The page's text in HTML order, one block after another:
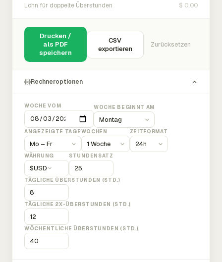
Lohn für doppelte Überstunden $ 0.00
Drucken /
als PDF
speichern
CSV
exportieren
Zurücksetzen
Rechneroptionen
WOCHE VOM WOCHE BEGINNT AM
ANGEZEIGTE TAGEWOCHEN ZEITFORMAT
WÄHRUNG
$USD
STUNDENSATZ
TÄGLICHE ÜBERSTUNDEN (STD.)
TÄGLICHE 2X-ÜBERSTUNDEN (STD.)
WÖCHENTLICHE ÜBERSTUNDEN (STD.)